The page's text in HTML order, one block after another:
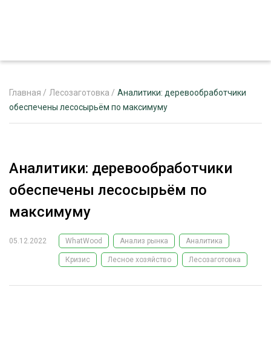
РЕКЛАМОДАТЕЛЯМ
ЛЕСНОЕ ХОЗЯЙСТВО
ЛЕСОЗАГОТОВКА
ОБРАБОТКА ДРЕВЕСИНЫ
ЭКСПЕРТНОЕ МНЕНИЕ
Главная / Лесозаготовка / Аналитики: деревообработчики
обеспечены лесосырьём по максимуму
Аналитики: деревообработчики
обеспечены лесосырьём по
максимуму
05.12.2022 WhatWood Анализ рынка Аналитика
Кризис Лесное хозяйство Лесозаготовка